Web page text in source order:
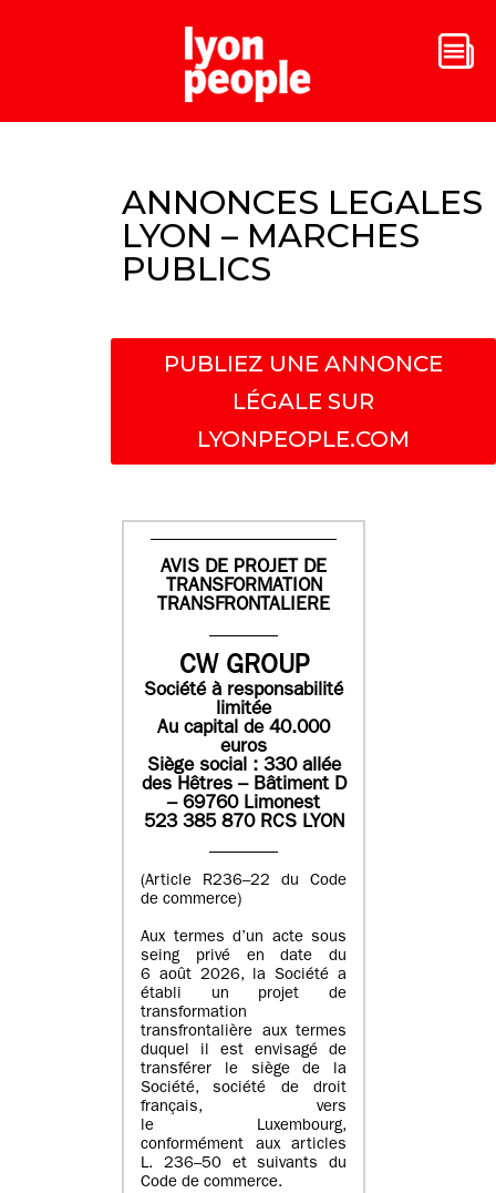
ANNONCES LEGALES
LYON – MARCHES
PUBLICS
PUBLIEZ UNE ANNONCE
LÉGALE SUR
LYONPEOPLE.COM
AVIS DE PROJET DE
TRANSFORMATION
TRANSFRONTALIERE
CW GROUP
Société à responsabilité
limitée
Au capital de 40.000
euros
Siège social : 330 allée
des Hêtres – Bâtiment D
– 69760 Limonest
523 385 870 RCS LYON
(Article R236–22 du Code
de commerce)
Aux termes d’un acte sous
seing privé en date du
6 août 2026, la Société a
établi un projet de
transformation
transfrontalière aux termes
duquel il est envisagé de
transférer le siège de la
Société, société de droit
français, vers
le Luxembourg,
conformément aux articles
L. 236–50 et suivants du
Code de commerce.